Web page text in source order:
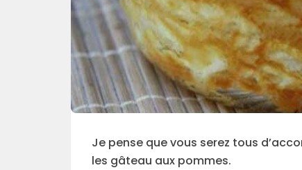
Je pense que vous serez tous
les gâteau aux pommes.